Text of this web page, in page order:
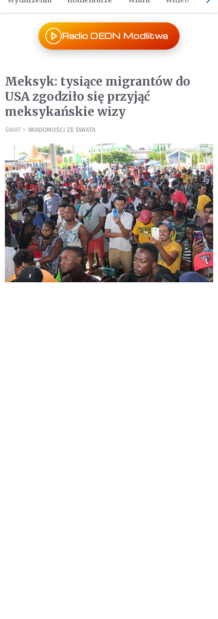
Radio DEON Modlitwa
Meksyk: tysiące migrantów do
USA zgodziło się przyjąć
meksykańskie wizy
ŚWIAT WIADOMOŚCI ZE ŚWIATA